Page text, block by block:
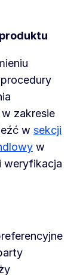
zakresie
w sekcji
w
weryfikacja